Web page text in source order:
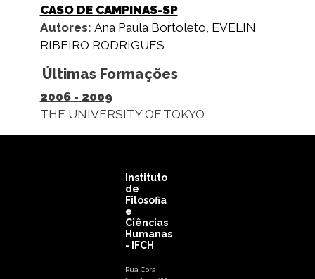
CASO DE CAMPINAS-SP
Autores: Ana Paula Bortoleto EVELIN
RIBEIRO RODRIGUES
Últimas Formações
2006 - 2009
THE UNIVERSITY OF TOKYO
Instituto
de
Filosofia
e
Ciências
Humanas
- IFCH
Rua Cora